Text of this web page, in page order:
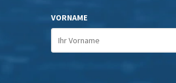
VORNAME